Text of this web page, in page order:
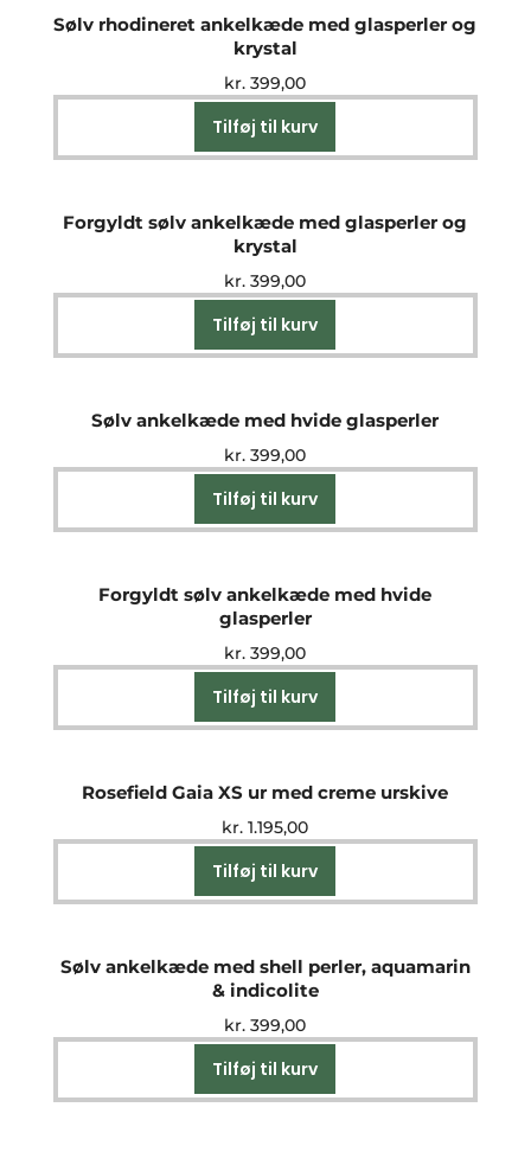
Sølv rhodineret ankelkæde med glasperler og
krystal
kr. 399,00
Tilføj til kurv
Forgyldt sølv ankelkæde med glasperler og
krystal
kr. 399,00
Tilføj til kurv
Sølv ankelkæde med hvide glasperler
kr. 399,00
Tilføj til kurv
Forgyldt sølv ankelkæde med hvide
glasperler
kr. 399,00
Tilføj til kurv
Rosefield Gaia XS ur med creme urskive
kr. 1.195,00
Tilføj til kurv
Sølv ankelkæde med shell perler, aquamarin
& indicolite
kr. 399,00
Tilføj til kurv